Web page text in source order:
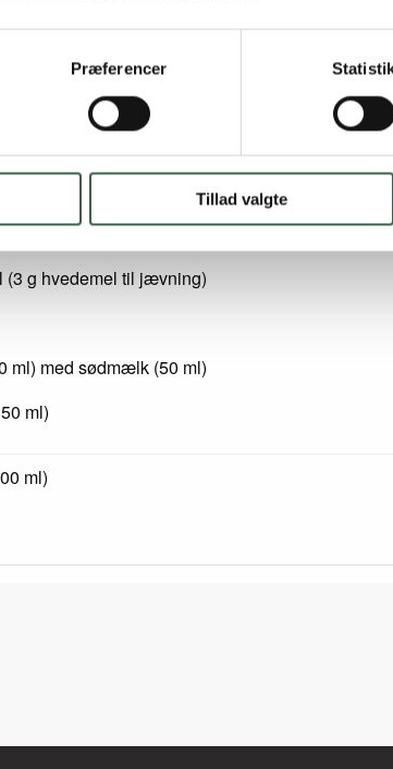
Præferencer
Tillad valgte
tilberedt/150 g råt)
(30 g)
(3 g hvedemel til jævning)
ml) med sødmælk (50 ml)
ml)
ml)